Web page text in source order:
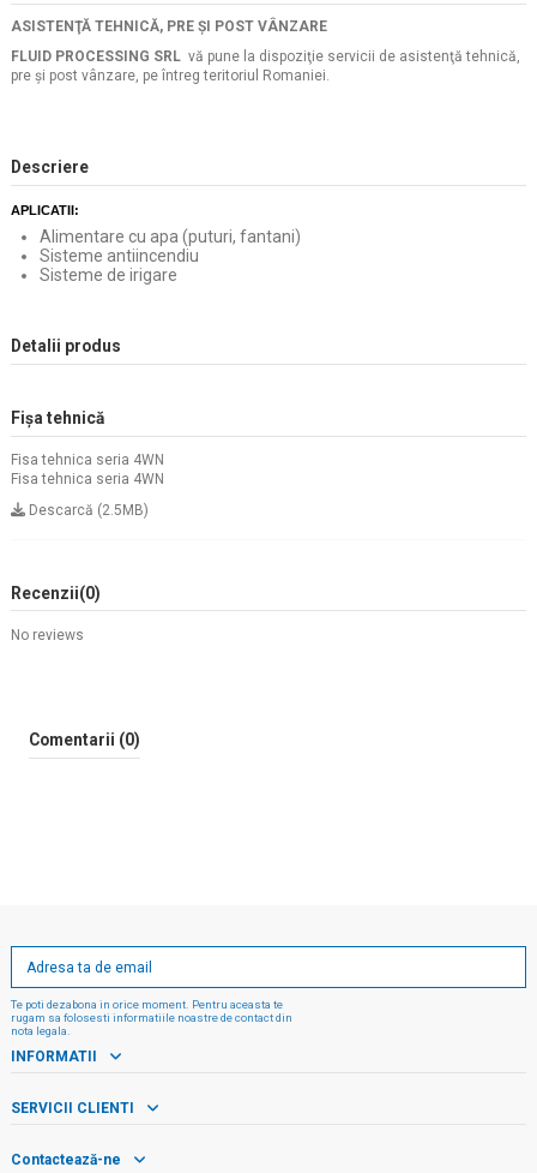
ASISTENŢĂ TEHNICĂ, PRE ŞI POST VÂNZARE
FLUID PROCESSING SRL vă pune la dispoziţie servicii de asistenţă tehnică,
pre şi post vânzare, pe întreg teritoriul Romaniei.
Descriere
APLICATII:
Alimentare cu apa (puturi, fantani)
Sisteme antiincendiu
Sisteme de irigare
Detalii produs
Fișa tehnică
Fisa tehnica seria 4WN
Fisa tehnica seria 4WN
Descarcă (2.5MB)
Recenzii(0)
No reviews
Comentarii (0)
Te poti dezabona in orice moment. Pentru aceasta te
rugam sa folosesti informatiile noastre de contact din
nota legala.
INFORMATII
SERVICII CLIENTI
Contactează-ne